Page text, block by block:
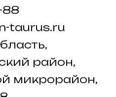
88
taurus.ru
район,
микрорайон,